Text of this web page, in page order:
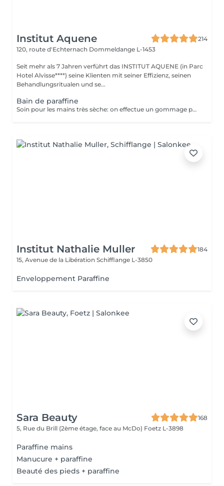
Institut Aquene
214
120, route d'Echternach Dommeldange L-1453
Seit mehr als 7 Jahren verführt das INSTITUT AQUENE (in Parc
Hotel Alvisse****) seine Klienten mit seiner Effizienz, seinen
Behandlungsritualen und se...
Bain de paraffine
Soin pour les mains très sèche: on effectue un gommage pour enlever les peaux mortes, on applique une crème très grasse et on trempe les mains dans la paraffine chaude pour faire pénétrer la crème en profondeur et redonner aux mains la douceur. Après un temps de pose nous terminons par un massage des mains pour faire pénétrer l'excédant de crème.
Institut Nathalie Muller
184
15, Avenue de la Libération Schifflange L-3850
Enveloppement Paraffine
Sara Beauty
168
5, Rue du Brill (2ème étage, face au McDo) Foetz L-3898
Paraffine mains
Manucure + paraffine
Beauté des pieds + paraffine